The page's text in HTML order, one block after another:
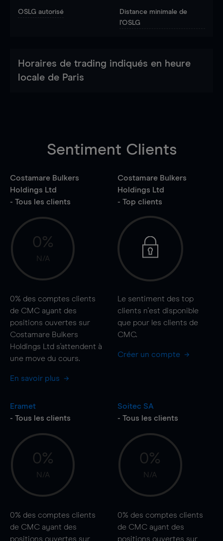
OSLG autorisé
Distance minimale de
l'OSLG
Horaires de trading indiqués en heure
locale de Paris
Sentiment Clients
Costamare Bulkers
Holdings Ltd
- Tous les clients
0%
N/A
0% des comptes clients
de CMC ayant des
positions ouvertes sur
Costamare Bulkers
Holdings Ltd s'attendent à
une move du cours.
En savoir plus
Costamare Bulkers
Holdings Ltd
- Top clients
Le sentiment des top
clients n'est disponible
que pour les clients de
CMC.
Créer un compte
Eramet
- Tous les clients
0%
N/A
0% des comptes clients
de CMC ayant des
positions ouvertes sur
Soitec SA
- Tous les clients
0%
N/A
0% des comptes clients
de CMC ayant des
positions ouvertes sur